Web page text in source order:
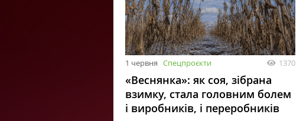
1 червня Спецпроєкти 1370
«Веснянка»: як соя, зібрана
взимку, стала головним болем
і виробників, і переробників